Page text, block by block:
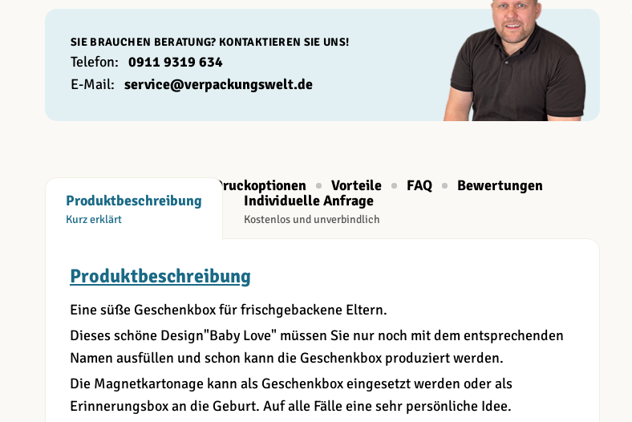
SIE BRAUCHEN BERATUNG? KONTAKTIEREN SIE UNS!
Telefon: 0911 9319 634
E-Mail: service@verpackungswelt.de
Druckoptionen Vorteile FAQ
Bewertungen
Produktbeschreibung
Kurz erklärt
Individuelle Anfrage
Kostenlos und unverbindlich
Produktbeschreibung
Eine süße Geschenkbox für frischgebackene Eltern.
Dieses schöne Design"Baby Love" müssen Sie nur noch mit dem entsprechenden
Namen ausfüllen und schon kann die Geschenkbox produziert werden.
Die Magnetkartonage kann als Geschenkbox eingesetzt werden oder als
Erinnerungsbox an die Geburt. Auf alle Fälle eine sehr persönliche Idee.